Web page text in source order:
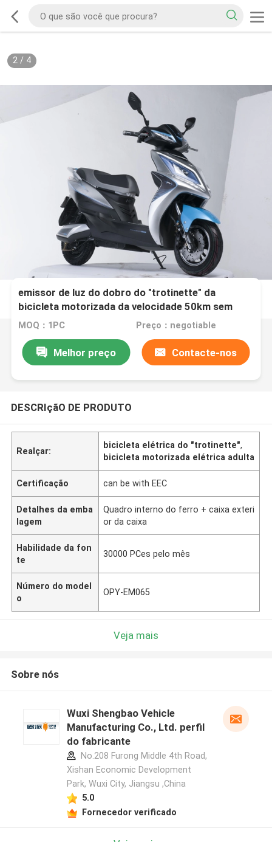
2/ 4
CST bonde máximo poderoso do farol do diodo
emissor de luz do dobro do "trotinette" da
bicicleta motorizada da velocidade 50km sem
câmara de ar
MOQ：1PC Preço：negotiable
Melhor preço Contacte-nos
DESCRIçãO DE PRODUTO
Realçar:
bicicleta elétrica do "trotinette",
bicicleta motorizada elétrica adulta
Certificação can be with EEC
Detalhes da emba
lagem
Quadro interno do ferro + caixa exteri
or da caixa
Habilidade da fon
te
30000 PCes pelo mês
Número do model
o
OPY-EM065
Veja mais
Sobre nós
Wuxi Shengbao Vehicle
Manufacturing Co., Ltd. perfil
do fabricante
No.208 Furong Middle 4th Road,
Xishan Economic Development
Park, Wuxi City, Jiangsu ,China
5.0
Fornecedor verificado